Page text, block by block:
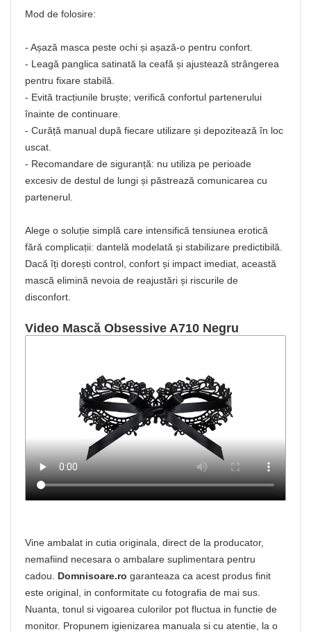
Mod de folosire:
- Așază masca peste ochi și așază-o pentru confort.
- Leagă panglica satinată la ceafă și ajustează strângerea
pentru fixare stabilă.
- Evită tracțiunile bruște; verifică confortul partenerului
înainte de continuare.
- Curăță manual după fiecare utilizare și depozitează în loc
uscat.
- Recomandare de siguranță: nu utiliza pe perioade
excesiv de destul de lungi și păstrează comunicarea cu
partenerul.
Alege o soluție simplă care intensifică tensiunea erotică
fără complicații: dantelă modelată și stabilizare predictibilă.
Dacă îți dorești control, confort și impact imediat, această
mască elimină nevoia de reajustări și riscurile de
disconfort.
Video Mască Obsessive A710 Negru
Vine ambalat in cutia originala, direct de la producator,
nemafiind necesara o ambalare suplimentara pentru
cadou. Domnisoare.ro garanteaza ca acest produs finit
este original, in conformitate cu fotografia de mai sus.
Nuanta, tonul si vigoarea culorilor pot fluctua in functie de
monitor. Propunem igienizarea manuala si cu atentie, la o